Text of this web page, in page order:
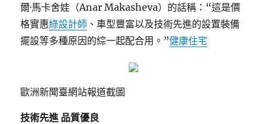
爾·馬卡舍娃（Anar Makasheva）的話稱：“這是價
格實惠綠設計師 、車型豐富以及技術先進的設置裝備
擺設等多種原因的綜一起配合用。”健康住宅
歐洲新聞臺網站報道截圖
技術先進 品質優良